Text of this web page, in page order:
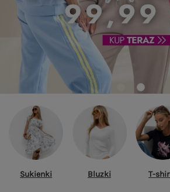
Sukienki Bluzki T-